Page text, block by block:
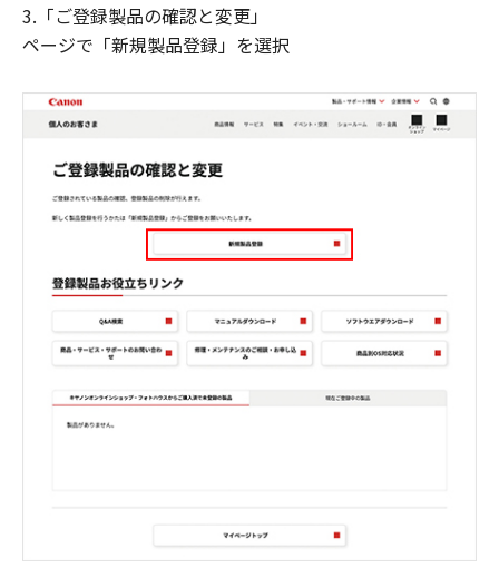
3.「ご登録製品の確認と変更」
ページで「新規製品登録」を選択